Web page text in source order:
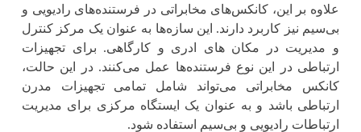
علاوه بر این، کانکس‌های مخابراتی در فرستنده‌های رادیویی و
بی‌سیم نیز کاربرد دارند. این سازه‌ها به ‌عنوان یک مرکز کنترل
و مدیریت در مکان های ادری و کارگاهی. برای تجهیزات
ارتباطی در این نوع فرستنده‌ها عمل می‌کنند. در این حالت،
کانکس مخابراتی می‌تواند شامل تمامی تجهیزات مدرن
ارتباطی باشد و به ‌عنوان یک ایستگاه مرکزی برای مدیریت
ارتباطات رادیویی و بی‌سیم استفاده شود.